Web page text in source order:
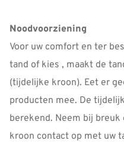
Noodvoorziening
Voor uw comfort en ter
tand of kies , maakt de
(tijdelijke kroon). Eet er
producten mee. De
berekend. Neem bij
kroon contact op met uw